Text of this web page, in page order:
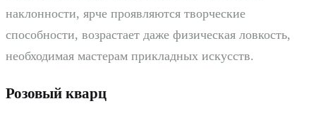
наклонности, ярче проявляются творческие
способности, возрастает даже физическая ловкость,
необходимая мастерам прикладных искусств.
Розовый кварц